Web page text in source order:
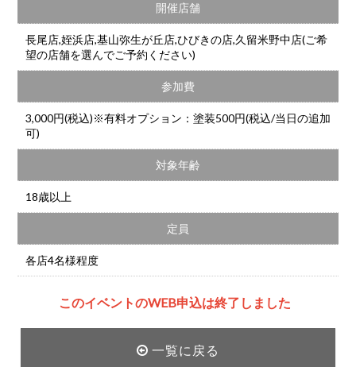
開催店舗
長尾店,姪浜店,基山弥生が丘店,ひびきの店,久留米野中店(ご希
望の店舗を選んでご予約ください)
参加費
3,000円(税込)※有料オプション：塗装500円(税込/当日の追加
可)
対象年齢
18歳以上
定員
各店4名様程度
このイベントのWEB申込は終了しました
一覧に戻る